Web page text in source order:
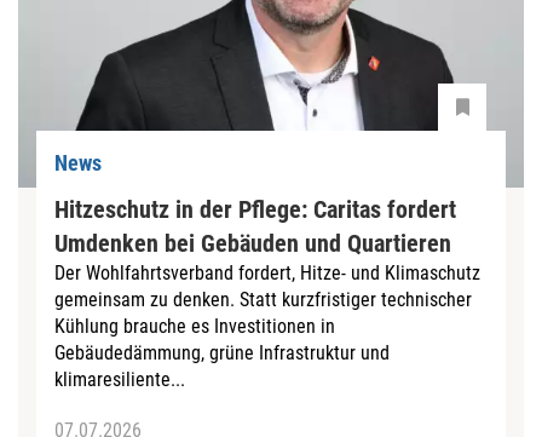
News
Hitzeschutz in der Pflege: Caritas fordert
Umdenken bei Gebäuden und Quartieren
Der Wohlfahrtsverband fordert, Hitze- und Klimaschutz
gemeinsam zu denken. Statt kurzfristiger technischer
Kühlung brauche es Investitionen in
Gebäudedämmung, grüne Infrastruktur und
klimaresiliente...
07.07.2026